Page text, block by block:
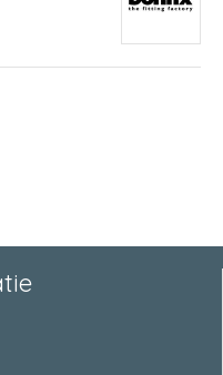
Geen (onbehandeld)
cilindrisch (BSPP)